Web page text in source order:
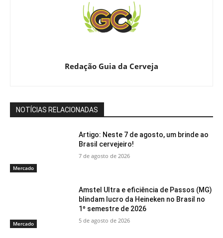
Redação Guia da Cerveja
NOTÍCIAS RELACIONADAS
Mercado
Artigo: Neste 7 de agosto, um brinde ao
Brasil cervejeiro!
7 de agosto de 2026
Mercado
Amstel Ultra e eficiência de Passos (MG)
blindam lucro da Heineken no Brasil no
1º semestre de 2026
5 de agosto de 2026